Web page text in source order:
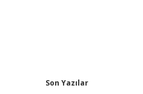
Son Yazılar